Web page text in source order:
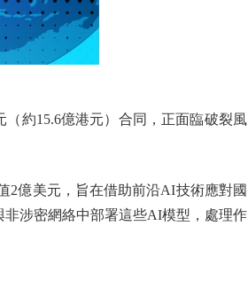
約15.6億港元）合同，正面臨破裂風
億美元，旨在借助前沿AI技術應對國
涉密網絡中部署這些AI模型，處理作